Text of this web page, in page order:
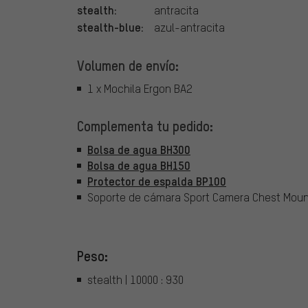
stealth: antracita
stealth-blue: azul-antracita
Volumen de envío:
1 x Mochila Ergon BA2
Complementa tu pedido:
Bolsa de agua BH300
Bolsa de agua BH150
Protector de espalda BP100
Soporte de cámara Sport Camera Chest
Peso:
stealth | 10000 : 930